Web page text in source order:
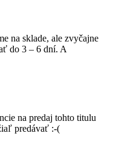
na sklade, ale zvyčajne
do 3 – 6 dní. A
na predaj tohto titulu
predávať :-(